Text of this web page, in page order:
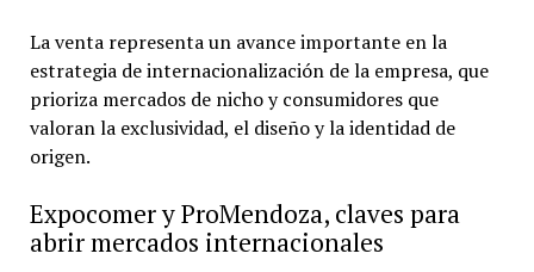
La venta representa un avance importante en la
estrategia de internacionalización de la empresa, que
prioriza mercados de nicho y consumidores que
valoran la exclusividad, el diseño y la identidad de
origen.
Expocomer y ProMendoza, claves para
abrir mercados internacionales